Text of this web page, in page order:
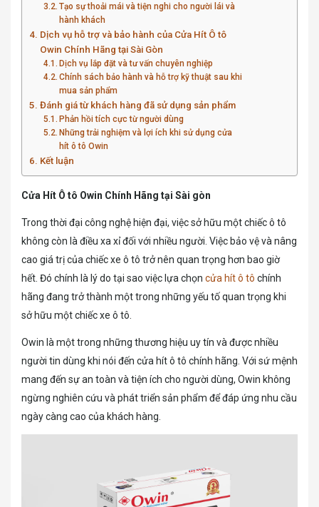
Tạo sự thoải mái và tiện nghi cho người lái và
hành khách
Dịch vụ hỗ trợ và bảo hành của Cửa Hít Ô tô
Owin Chính Hãng tại Sài Gòn
Dịch vụ lắp đặt và tư vấn chuyên nghiệp
Chính sách bảo hành và hỗ trợ kỹ thuật sau khi
mua sản phẩm
Đánh giá từ khách hàng đã sử dụng sản phẩm
Phản hồi tích cực từ người dùng
Những trải nghiệm và lợi ích khi sử dụng cửa
hít ô tô Owin
Kết luận
Cửa Hít Ô tô Owin Chính Hãng tại Sài gòn
Trong thời đại công nghệ hiện đại, việc sở hữu một chiếc ô tô
không còn là điều xa xỉ đối với nhiều người. Việc bảo vệ và nâng
cao giá trị của chiếc xe ô tô trở nên quan trọng hơn bao giờ
hết. Đó chính là lý do tại sao việc lựa chọn cửa hít ô tô chính
hãng đang trở thành một trong những yếu tố quan trọng khi
sở hữu một chiếc xe ô tô.
Owin là một trong những thương hiệu uy tín và được nhiều
người tin dùng khi nói đến cửa hít ô tô chính hãng. Với sứ mệnh
mang đến sự an toàn và tiện ích cho người dùng, Owin không
ngừng nghiên cứu và phát triển sản phẩm để đáp ứng nhu cầu
ngày càng cao của khách hàng.